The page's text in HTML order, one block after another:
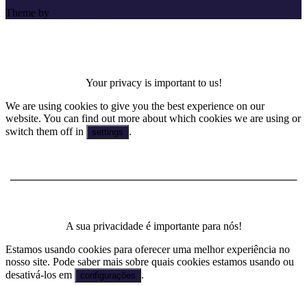
top
Theme by
Your privacy is important to us!
We are using cookies to give you the best experience on our
website. You can find out more about which cookies we are using or
switch them off in
settings .
──────────────────────────────────────
A sua privacidade é importante para nós!
Estamos usando cookies para oferecer uma melhor experiência no
nosso site. Pode saber mais sobre quais cookies estamos usando ou
desativá-los em
configurações .